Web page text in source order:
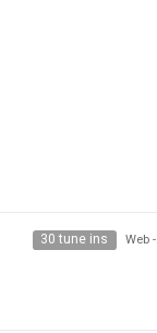
30 tune ins Web -